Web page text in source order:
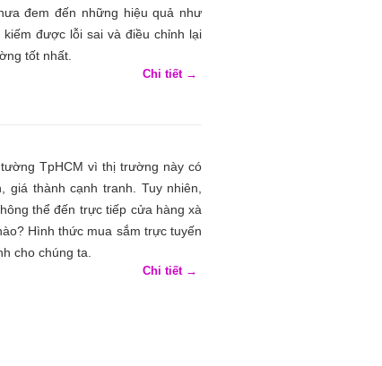
đem đến những hiệu quả như
được lỗi sai và điều chỉnh lại
tốt nhất.
Chi tiết →
TpHCM vì thị trường này có
giá thành cạnh tranh. Tuy nhiên,
thể đến trực tiếp cửa hàng xà
Hình thức mua sắm trực tuyến
cho chúng ta.
Chi tiết →